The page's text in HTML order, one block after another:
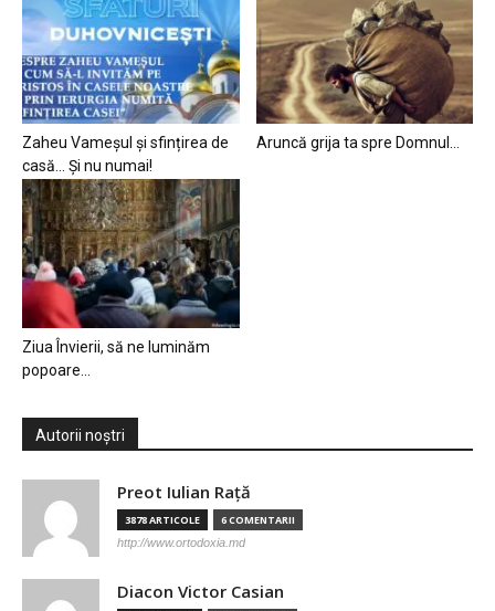
Zaheu Vameșul și sfințirea de
casă… Și nu numai!
Aruncă grija ta spre Domnul…
Ziua Învierii, să ne luminăm
popoare…
Autorii noștri
Preot Iulian Raţă
3878 ARTICOLE 6 COMENTARII
http://www.ortodoxia.md
Diacon Victor Casian